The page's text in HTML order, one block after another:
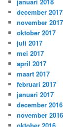
december 2017
november 2017
oktober 2017
juli 2017
mei 2017
april 2017
maart 2017
februari 2017
januari 2017
december 2016
november 2016